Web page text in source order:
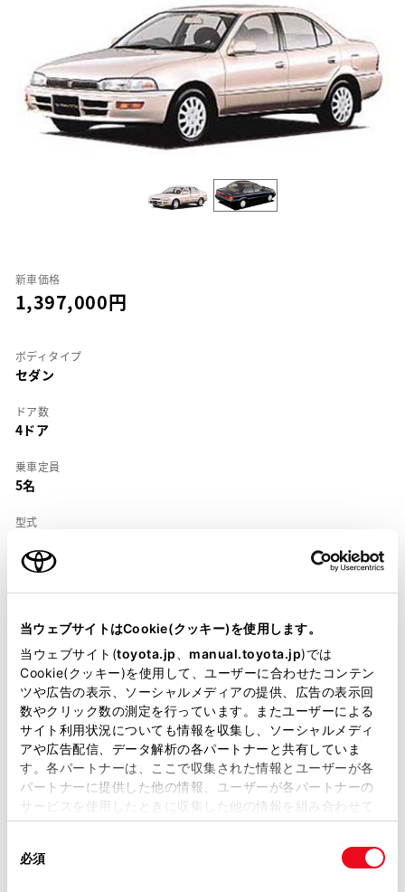
当ウェブサイトはCookie(クッキー)を使用します。
当ウェブサイト(toyota.jp manual.toyota.jp)では
Cookie(クッキー)を使用して、ユーザーに合わせたコンテン
ツや広告の表示、ソーシャルメディアの提供、広告の表示回
数やクリック数の測定を行っています。またユーザーによる
サイト利用状況についても情報を収集し、ソーシャルメディ
アや広告配信、データ解析の各パートナーと共有していま
す。各パートナーは、ここで収集された情報とユーザーが各
パートナーに提供した他の情報、ユーザーが各パートナーの
サービスを使用したときに収集した他の情報を組み合わせて
使用することがあります。当ウェブサイトの使用を続行する
必須
新車価格
1,397,000
ボディタイプ
セダン
ドア数
4ドア
乗車定員
5名
型式
全長×
4290×1685×1390mm
ホイールベース ※1
2465mm
トレッド前／後
1470/1460mm
室内長×室内幅× 室内高
1820 × 1415×1150mm
車両重量
1160kg